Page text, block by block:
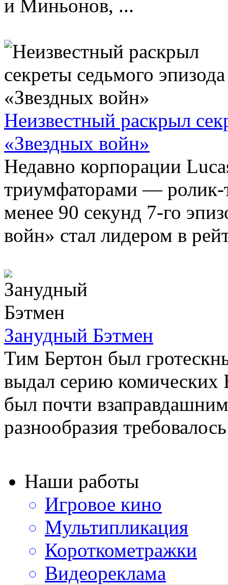
и Миньонов, ...
Неизвестный раскрыл
«Звездных войн»
Недавно корпорации
триумфаторами — ролик-
менее 90 секунд 7-го
войн» стал лидером в
Занудный Бэтмен
Тим Бертон был
выдал серию
был почти
разнообразия
Наши работы
Игровое кино
Мультипликация
Короткометражки
Видеореклама